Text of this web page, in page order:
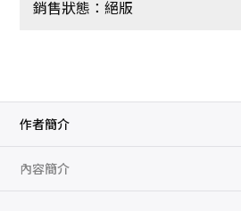
銷售狀態：絕版
作者簡介
內容簡介